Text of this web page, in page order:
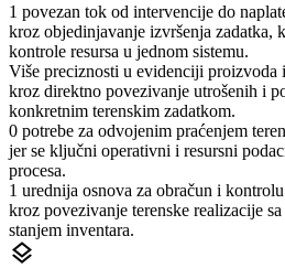
1 povezan tok od intervencije do
kroz objedinjavanje izvršenja zadatka,
kontrole resursa u jednom sistemu.
Više preciznosti u evidenciji proizvoda
kroz direktno povezivanje utrošenih i
konkretnim terenskim zadatkom.
0 potrebe za odvojenim praćenjem
jer se ključni operativni i resursni
procesa.
1 urednija osnova za obračun i
kroz povezivanje terenske realizacije
stanjem inventara.
layers